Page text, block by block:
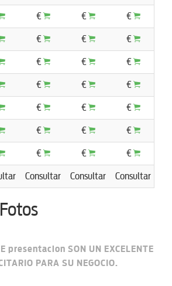
€ € €
€ € €
€ € €
€ € €
€ € €
€ € €
€ € €
Consultar Consultar Consultar
presentacion SON UN EXCELENTE
PARA SU NEGOCIO.